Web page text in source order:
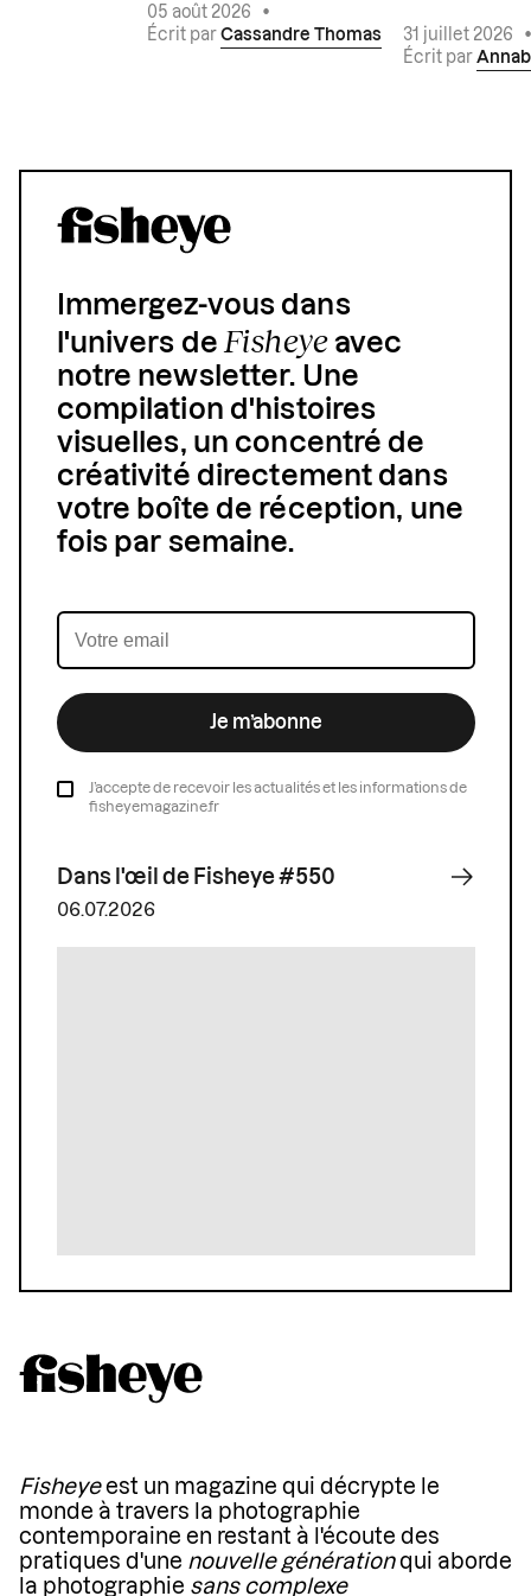
05 août 2026
•
Écrit par Cassandre Thomas 31 juillet 2026
Écrit par
Immergez-vous dans
l'univers deFisheyeavec
notre newsletter. Une
compilation d'histoires
visuelles, un concentré de
créativité directement dans
votre boîte de réception, une
fois par semaine.
Je m’abonne
J’accepte de recevoir les actualités et les informations de
fisheyemagazine.fr
Dans l'œil de Fisheye #550
06.07.2026
Fisheyeest un magazine qui décrypte le
monde à travers la photographie
contemporaine en restant à l'écoute des
pratiques d'une nouvelle générationqui aborde
la photographie sans complexe